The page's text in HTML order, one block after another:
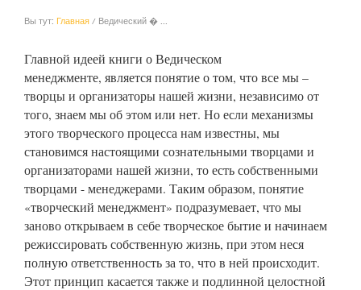
Вы тут:
Вы здесь
Главная / Ведический � ...
Главной идеей книги о Ведическом
менеджменте, является понятие о том, что все мы –
творцы и организаторы нашей жизни, независимо от
того, знаем мы об этом или нет. Но если механизмы
этого творческого процесса нам известны, мы
становимся настоящими сознательными творцами и
организаторами нашей жизни, то есть собственными
творцами - менеджерами. Таким образом, понятие
«творческий менеджмент» подразумевает, что мы
заново открываем в себе творческое бытие и начинаем
режиссировать собственную жизнь, при этом неся
полную ответственность за то, что в ней происходит.
Этот принцип касается также и подлинной целостной